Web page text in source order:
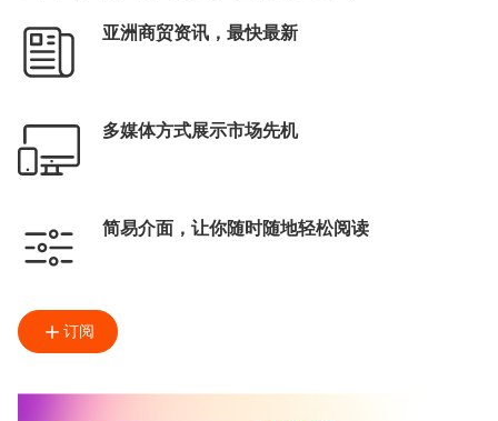
亚洲商贸资讯，最快最新
多媒体方式展示市场先机
简易介面，让你随时随地轻松阅读
订阅